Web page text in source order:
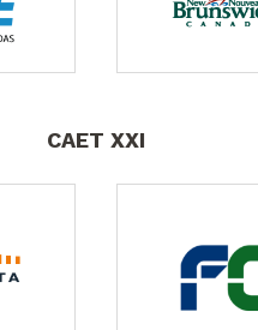
CAET XXI